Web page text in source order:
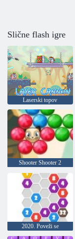
Slične flash igre
Laserski topov
Shooter Shooter 2
2020. Poveži se